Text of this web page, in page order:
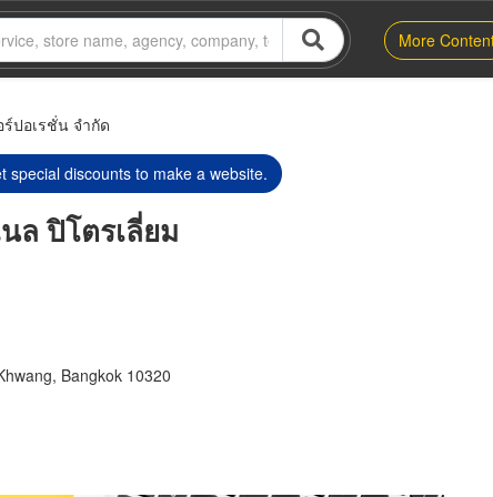
More
ปอเรชั่น จำกัด
special discounts to make a website.
ล ปิโตรเลี่ยม
Bangkok 10320